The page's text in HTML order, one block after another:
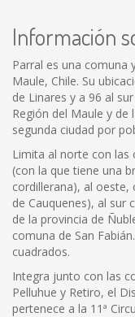
Información
Parral es una comuna
Maule, Chile. Su
de Linares y a 96 al
Región del Maule y de
segunda ciudad por
Limita al norte con las
(con la que tiene una
cordillerana), al oeste,
de Cauquenes), al sur
de la provincia de
comuna de San
cuadrados.
Integra junto con las
Pelluhue y Retiro, el
pertenece a la 11ª